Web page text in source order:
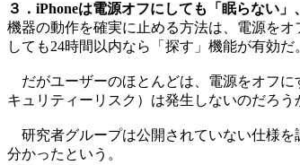
３．iPhoneは電源オフにしても「眠らない
機器の動作を確実に止める方法は、電源を
しても24時間以内なら「探す」機能が有効
だがユーザーのほとんどは、電源をオフに
キュリティーリスク）は発生しないのだろ
研究者グループは公開されていない仕様を
分かったという。